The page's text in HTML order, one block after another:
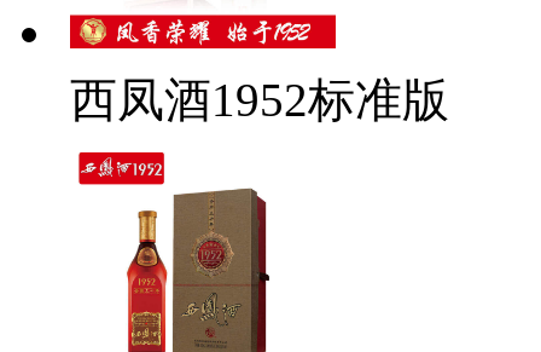
西凤酒1952标准版